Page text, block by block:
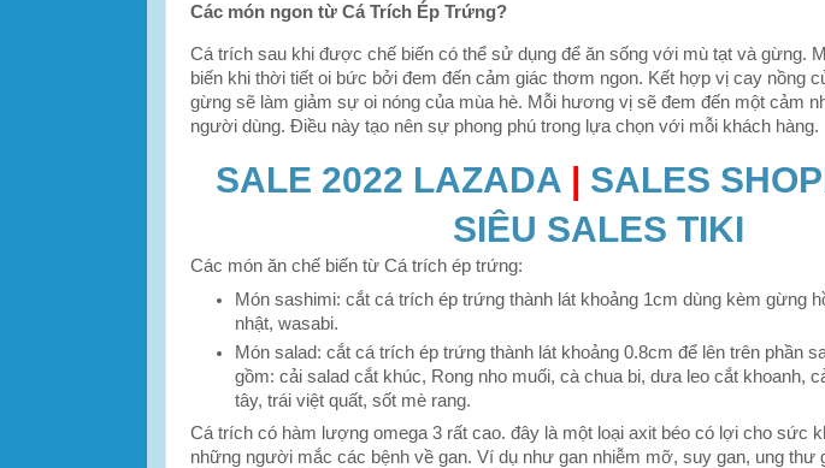
Các món ngon từ Cá Trích Ép Trứng?
Cá trích sau khi được chế biến có thể sử dụng để ăn sống với mù tạt và gừng.
biến khi thời tiết oi bức bởi đem đến cảm giác thơm ngon. Kết hợp vị cay nồng
gừng sẽ làm giảm sự oi nóng của mùa hè. Mỗi hương vị sẽ đem đến một cảm
người dùng. Điều này tạo nên sự phong phú trong lựa chọn với mỗi khách hàng.
SALE 2022 LAZADA SALES
SIÊU SALES TIKI
Các món ăn chế biến từ Cá trích ép trứng:
Món sashimi: cắt cá trích ép trứng thành lát khoảng 1cm dùng kèm gừng
nhật, wasabi.
Món salad: cắt cá trích ép trứng thành lát khoảng 0.8cm để lên trên phần
gồm: cải salad cắt khúc, Rong nho muối, cà chua bi, dưa leo cắt khoanh,
tây, trái việt quất, sốt mè rang.
Cá trích có hàm lượng omega 3 rất cao. đây là một loại axit béo có lợi cho sức
những người mắc các bệnh về gan. Ví dụ như gan nhiễm mỡ, suy gan, ung thư